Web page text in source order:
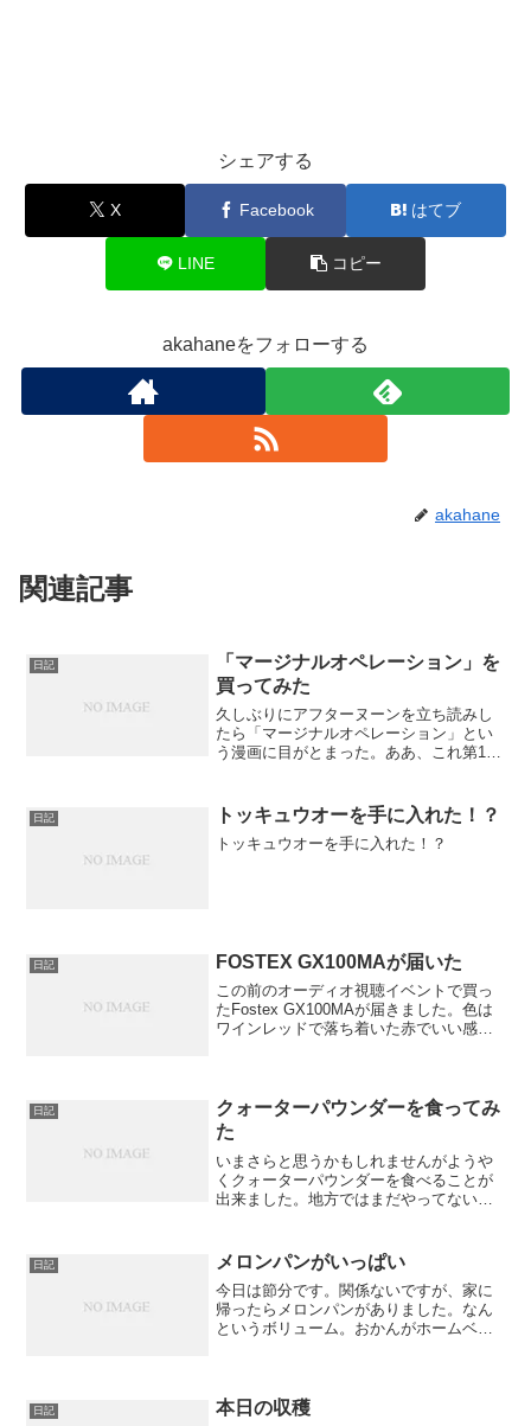
シェアする
X Facebook はてブ
LINE コピー
akahaneをフォローする
akahane
関連記事
日記
「マージナルオペレーション」を
買ってみた
久しぶりにアフターヌーンを立ち読みし
たら「マージナルオペレーション」とい
う漫画に目がとまった。ああ、これ第1話
ない！しかも、第一巻が出ているらし
い。これは買わないと！
日記 トッキュウオーを手に入れた！？
トッキュウオーを手に入れた！？
日記 FOSTEX GX100MAが届いた
この前のオーディオ視聴イベントで買っ
たFostex GX100MAが届きました。色は
ワインレッドで落ち着いた赤でいい感じ
日記
クォーターパウンダーを食ってみ
た
いまさらと思うかもしれませんがようや
くクォーターパウンダーを食べることが
出来ました。地方ではまだやってないの
にあります。
日記 メロンパンがいっぱい
今日は節分です。関係ないですが、家に
帰ったらメロンパンがありました。なん
というボリューム。おかんがホームベー
まかったそうです。ホーム...
日記 本日の収穫